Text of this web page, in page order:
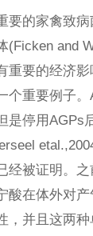
要的家禽致
(Ficken and
重要的经济
个重要例子
是停用AGPs
经被证明。
酸在体外对
，并且这两